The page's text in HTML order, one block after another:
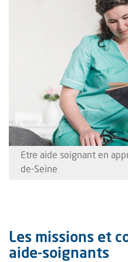
Etre aide soignant en
de-Seine
Les missions et
aide-soignants